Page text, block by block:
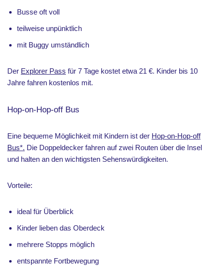
Busse oft voll
teilweise unpünktlich
mit Buggy umständlich
Der Explorer Pass für 7 Tage kostet etwa 21 €. Kinder bis 10
Jahre fahren kostenlos mit.
Hop-on-Hop-off Bus
Eine bequeme Möglichkeit mit Kindern ist der Hop-on-Hop-off
Bus*. Die Doppeldecker fahren auf zwei Routen über die Insel
und halten an den wichtigsten Sehenswürdigkeiten.
Vorteile:
ideal für Überblick
Kinder lieben das Oberdeck
mehrere Stopps möglich
entspannte Fortbewegung